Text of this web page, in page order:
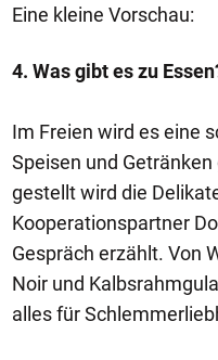
Eine kleine Vorschau:
4. Was gibt es zu
Im Freien wird es eine
Speisen und
gestellt wird die
Kooperationspartner
Gespräch erzählt. Von
Noir und
alles für